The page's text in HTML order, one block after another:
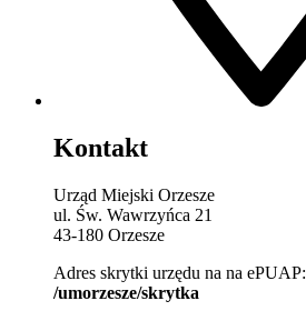
Kontakt
Urząd Miejski Orzesze
ul. Św. Wawrzyńca 21
43-180 Orzesze
Adres skrytki urzędu na na ePUAP:
/umorzesze/skrytka